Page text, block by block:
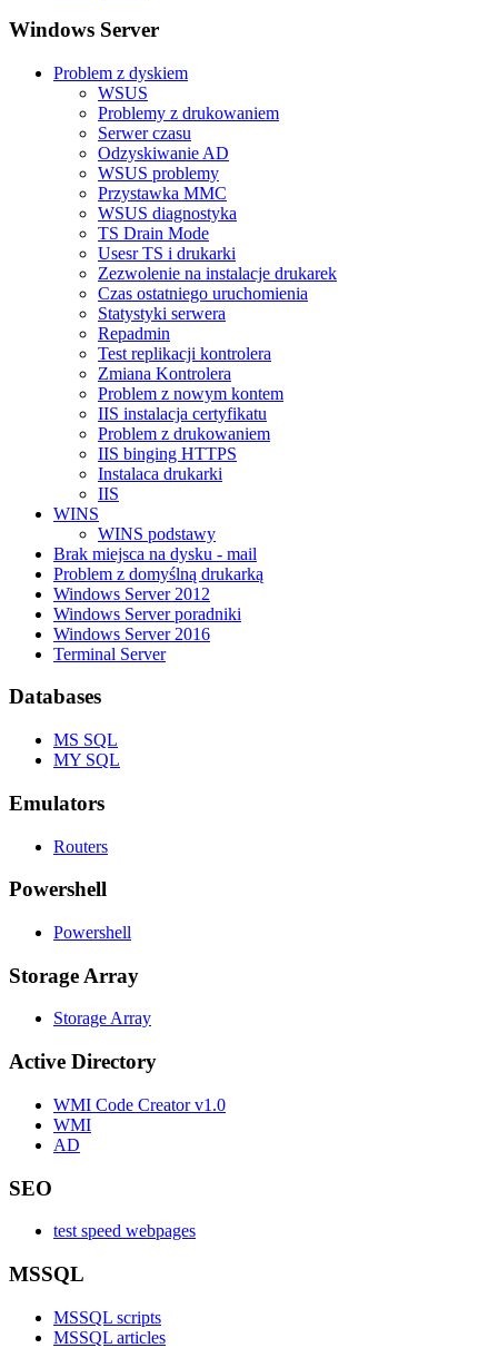
Windows Server
Problem z dyskiem
WSUS
Problemy z drukowaniem
Serwer czasu
Odzyskiwanie AD
WSUS problemy
Przystawka MMC
WSUS diagnostyka
TS Drain Mode
Usesr TS i drukarki
Zezwolenie na instalacje drukarek
Czas ostatniego uruchomienia
Statystyki serwera
Repadmin
Test replikacji kontrolera
Zmiana Kontrolera
Problem z nowym kontem
IIS instalacja certyfikatu
Problem z drukowaniem
IIS binging HTTPS
Instalaca drukarki
IIS
WINS
WINS podstawy
Brak miejsca na dysku - mail
Problem z domyślną drukarką
Windows Server 2012
Windows Server poradniki
Windows Server 2016
Terminal Server
Databases
MS SQL
MY SQL
Emulators
Routers
Powershell
Powershell
Storage Array
Storage Array
Active Directory
WMI Code Creator v1.0
WMI
AD
SEO
test speed webpages
MSSQL
MSSQL scripts
MSSQL articles